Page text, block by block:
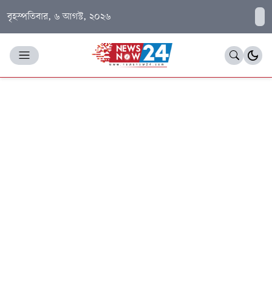
বৃহস্পতিবার, ৬ আগস্ট, ২০২৬